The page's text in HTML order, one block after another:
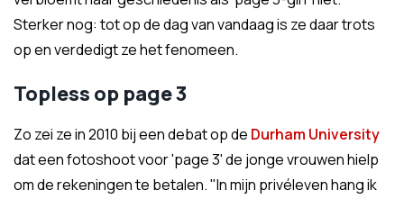
Sterker nog: tot op de dag van vandaag is ze daar trots
op en verdedigt ze het fenomeen.
Topless op page 3
Zo zei ze in 2010 bij een debat op de Durham University
dat een fotoshoot voor 'page 3' de jonge vrouwen hielp
om de rekeningen te betalen. "In mijn privéleven hang ik